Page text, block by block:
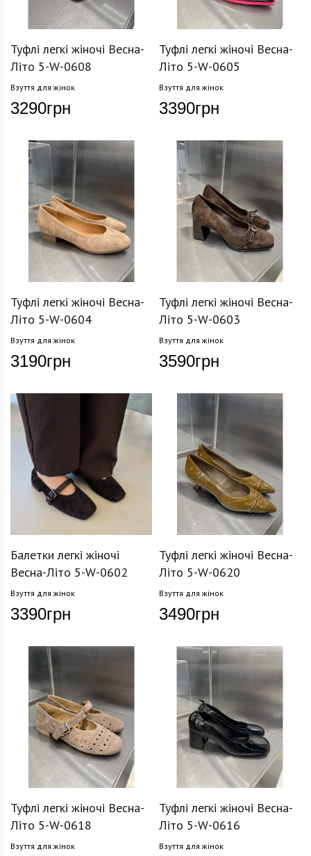
Туфлі легкі жіночі Весна-
Літо 5-W-0608
Взуття для жінок
3290грн
Туфлі легкі жіночі Весна-
Літо 5-W-0605
Взуття для жінок
3390грн
Туфлі легкі жіночі Весна-
Літо 5-W-0604
Взуття для жінок
3190грн
Туфлі легкі жіночі Весна-
Літо 5-W-0603
Взуття для жінок
3590грн
Балетки легкі жіночі
Весна-Літо 5-W-0602
Взуття для жінок
3390грн
Туфлі легкі жіночі Весна-
Літо 5-W-0620
Взуття для жінок
3490грн
Туфлі легкі жіночі Весна-
Літо 5-W-0618
Взуття для жінок
Туфлі легкі жіночі Весна-
Літо 5-W-0616
Взуття для жінок